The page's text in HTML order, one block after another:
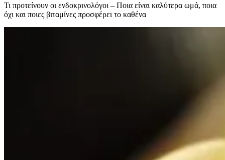
Τι προτείνουν οι ενδοκρινολόγοι – Ποια είναι καλύτερα ωμά, ποια
όχι και ποιες βιταμίνες προσφέρει το καθένα